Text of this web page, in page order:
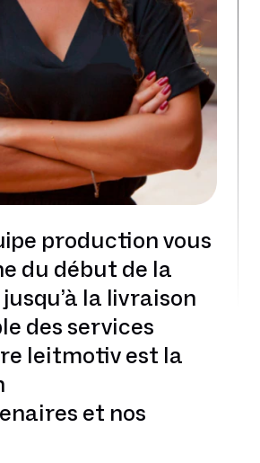
production vous
du début de la
la livraison
des services
leitmotiv est la
et nos